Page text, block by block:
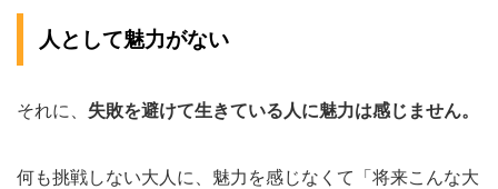
人として魅力がない
それに、 失敗を避けて生きている人に魅力は感じません。
何も挑戦しない大人に、魅力を感じなくて「将来こんな大